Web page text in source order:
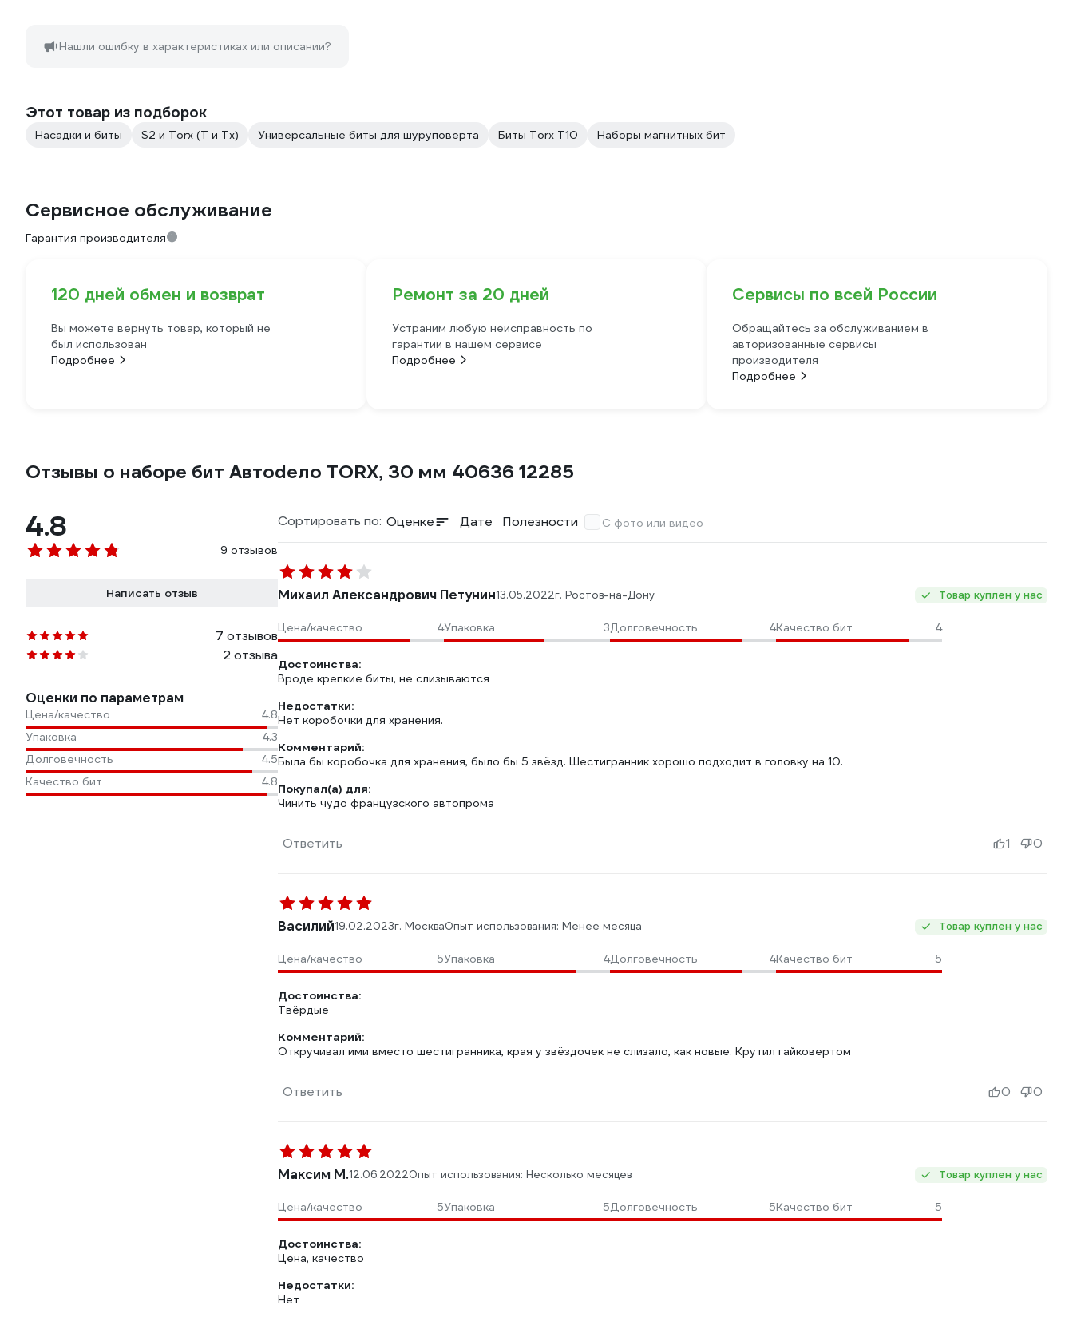
Нашли ошибку в характеристиках или описании?
Этот товар из подборок
Насадки и биты S2 и Torx (T и Tx) Универсальные биты для шуруповерта Биты Torx T10 Наборы магнитных бит
Сервисное обслуживание
Гарантия производителя
120 дней обмен и возврат
Вы можете вернуть товар, который не
был использован
Подробнее
Ремонт за 20 дней
Устраним любую неисправность по
гарантии в нашем сервисе
Подробнее
Сервисы по всей России
Обращайтесь за обслуживанием в
авторизованные сервисы
производителя
Подробнее
Отзывы о наборе бит Автоdело TORX, 30 мм 40636 12285
4.8
9 отзывов
Написать отзыв
7 отзывов
2 отзыва
Оценки по параметрам
Цена/качество
4.8
Упаковка
4.3
Долговечность
4.5
Качество бит
4.8
Сортировать по: Оценке Дате Полезности С фото или видео
Михаил Александрович Петунин13.05.2022г. Ростов-на-Дону Товар куплен у нас
Цена/качество 4Упаковка 3Долговечность 4Качество бит 4
Достоинства:
Вроде крепкие биты, не слизываются
Недостатки:
Нет коробочки для хранения.
Комментарий:
Была бы коробочка для хранения, было бы 5 звёзд. Шестигранник хорошо подходит в головку на 10.
Покупал(а) для:
Чинить чудо французского автопрома
Ответить 1 0
Василий19.02.2023г. МоскваОпыт использования: Менее месяца Товар куплен у нас
Цена/качество 5Упаковка 4Долговечность 4Качество бит 5
Достоинства:
Твёрдые
Комментарий:
Откручивал ими вместо шестигранника, края у звёздочек не слизало, как новые. Крутил гайковертом
Ответить 0 0
Максим М.12.06.2022Опыт использования: Несколько месяцев Товар куплен у нас
Цена/качество 5Упаковка 5Долговечность 5Качество бит 5
Достоинства:
Цена, качество
Недостатки:
Нет